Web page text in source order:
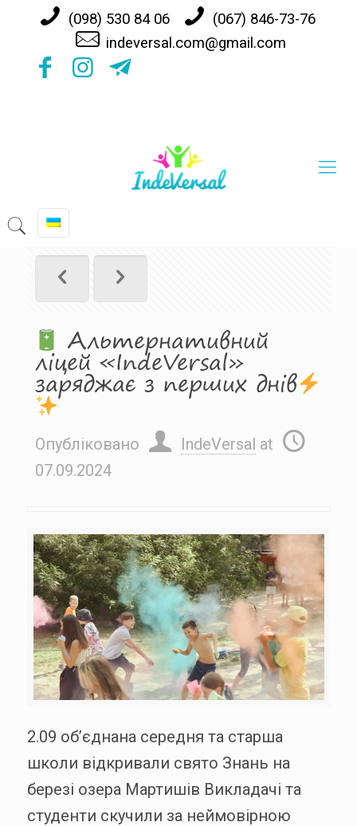
(098) 530 84 06
(067) 846-73-76
indeversal.com@gmail.com
Альтернативний
ліцей «IndeVersal»
заряджає з перших днів
Опубліковано IndeVersal at
07.09.2024
2.09 обʼєднана середня та старша
школи відкривали свято Знань на
березі озера Мартишів Викладачі та
студенти скучили за неймовірною